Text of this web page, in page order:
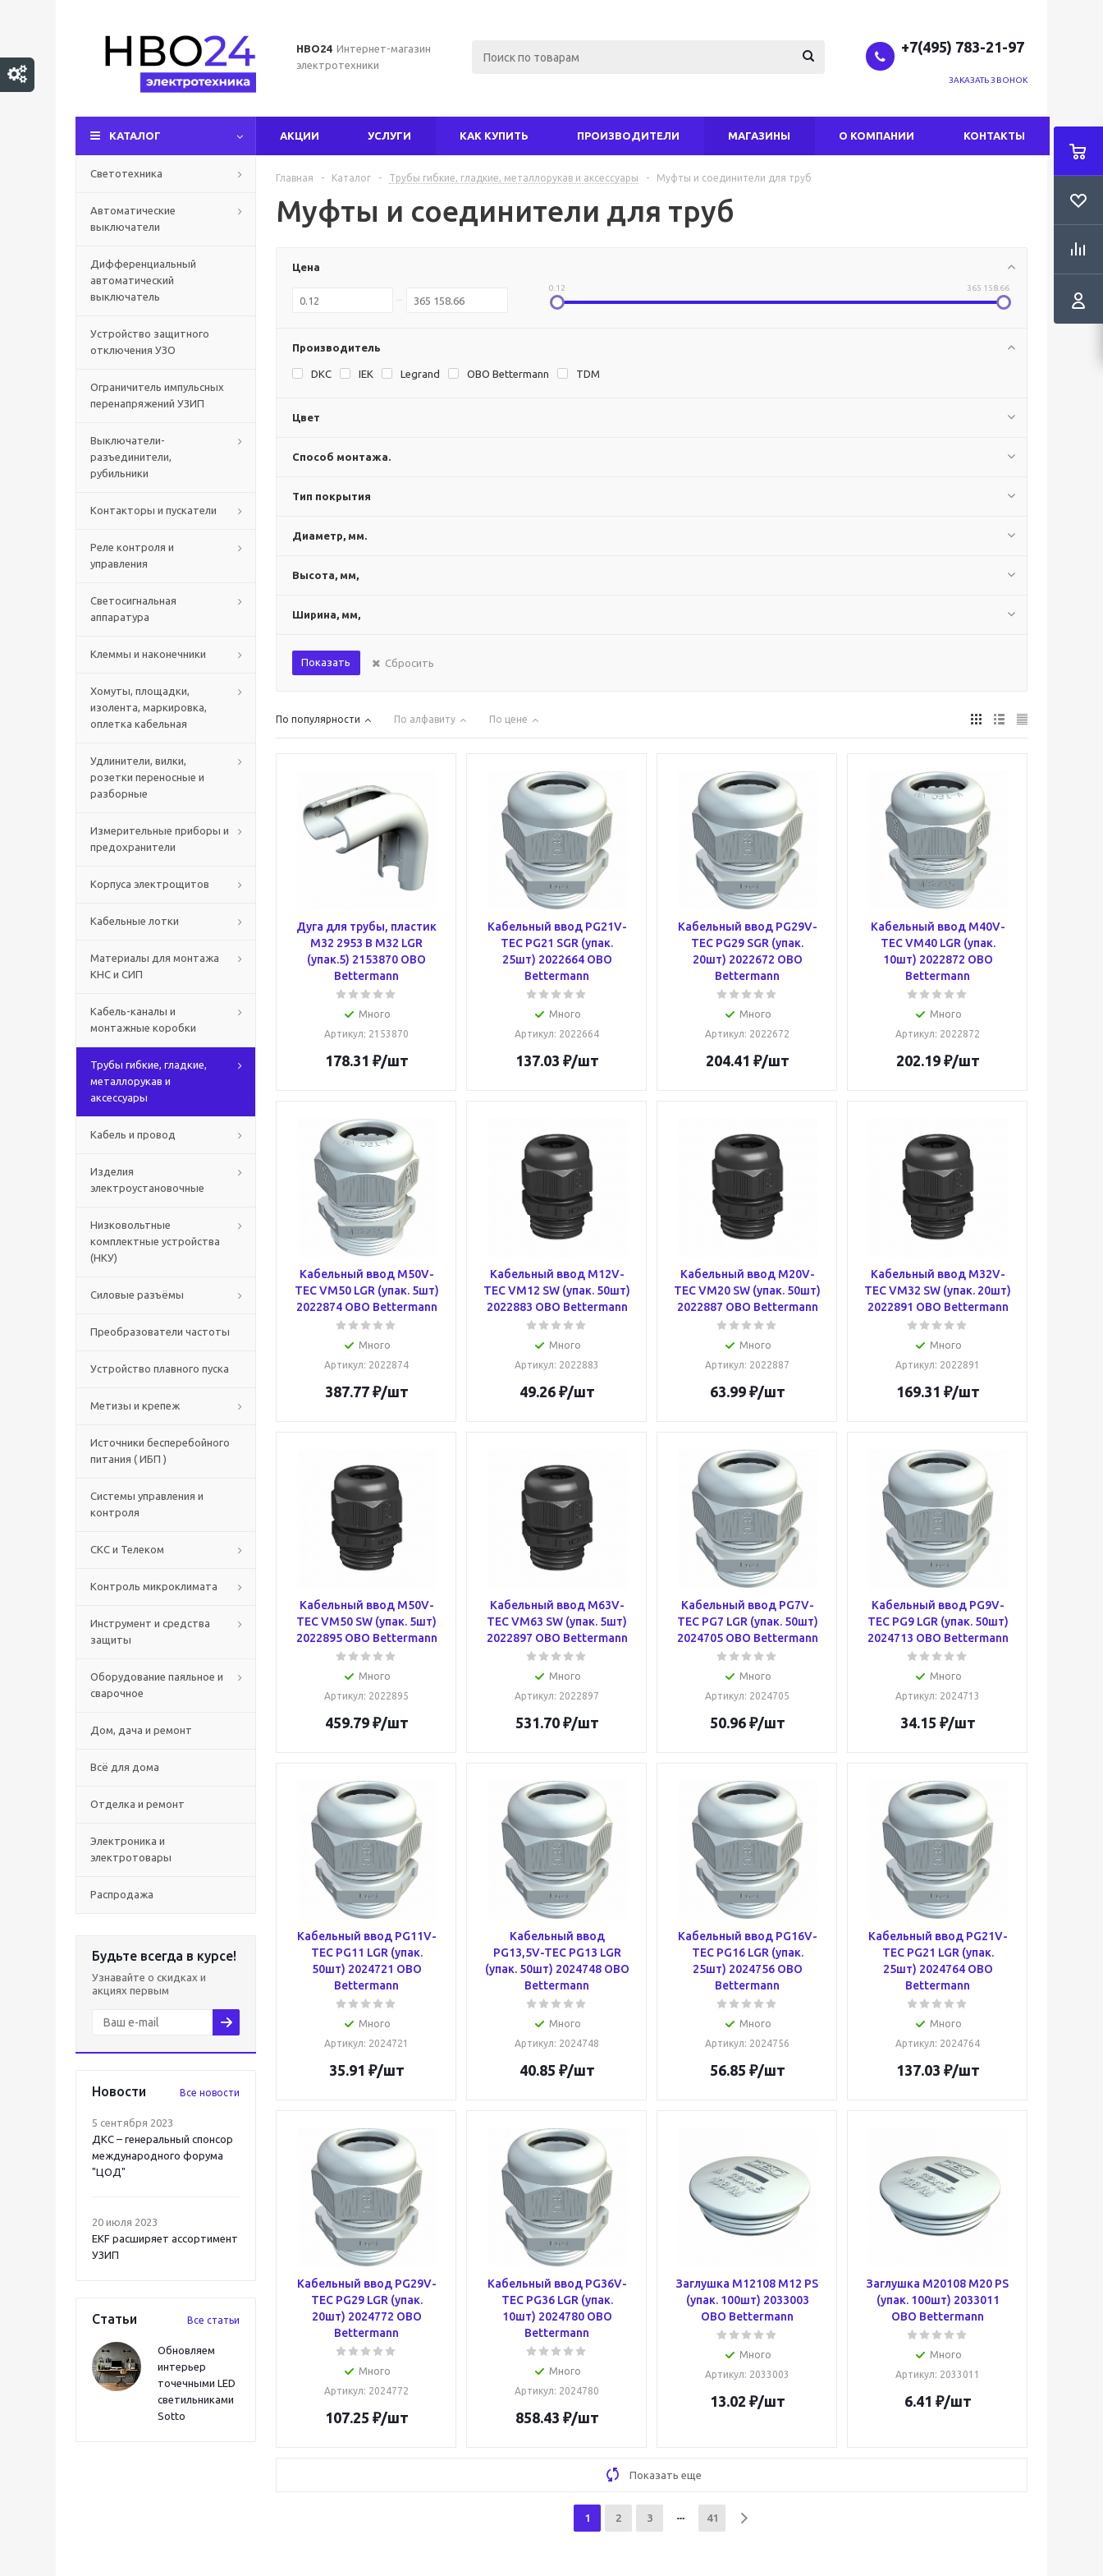
НВО24 Интернет-магазин
электротехники
+7(495) 783-21-97
ЗАКАЗАТЬ ЗВОНОК
КАТАЛОГ АКЦИИ УСЛУГИ КАК КУПИТЬ ПРОИЗВОДИТЕЛИ МАГАЗИНЫ О КОМПАНИИ КОНТАКТЫ
Светотехника
Автоматические
выключатели
Дифференциальный
автоматический
выключатель
Устройство защитного
отключения УЗО
Ограничитель импульсных
перенапряжений УЗИП
Выключатели-
разъединители,
рубильники
Контакторы и пускатели
Реле контроля и
управления
Светосигнальная
аппаратура
Клеммы и наконечники
Хомуты, площадки,
изолента, маркировка,
оплетка кабельная
Удлинители, вилки,
розетки переносные и
разборные
Измерительные приборы и
предохранители
Корпуса электрощитов
Кабельные лотки
Материалы для монтажа
КНС и СИП
Кабель-каналы и
монтажные коробки
Трубы гибкие, гладкие,
металлорукав и
аксессуары
Кабель и провод
Изделия
электроустановочные
Низковольтные
комплектные устройства
(НКУ)
Силовые разъёмы
Преобразователи частоты
Устройство плавного пуска
Метизы и крепеж
Источники бесперебойного
питания ( ИБП )
Системы управления и
контроля
СКС и Телеком
Контроль микроклимата
Инструмент и средства
защиты
Оборудование паяльное и
сварочное
Дом, дача и ремонт
Всё для дома
Отделка и ремонт
Электроника и
электротовары
Распродажа
Будьте всегда в курсе!
Узнавайте о скидках и
акциях первым
Новости Все новости
5 сентября 2023
ДКС – генеральный спонсор
международного форума
"ЦОД"
20 июля 2023
EKF расширяет ассортимент
УЗИП
Статьи Все статьи
Обновляем
интерьер
точечными LED
светильниками
Sotto
Главная - Каталог - Трубы гибкие, гладкие, металлорукав и аксессуары - Муфты и соединители для труб
Муфты и соединители для труб
Цена
0.12 365 158.66
Производитель
DKC IEK Legrand OBO Bettermann TDM
Цвет
Способ монтажа.
Тип покрытия
Диаметр, мм.
Высота, мм,
Ширина, мм,
Показать Сбросить
По популярности По алфавиту По цене
Дуга для трубы, пластик
M32 2953 B M32 LGR
(упак.5) 2153870 OBO
Bettermann
Много
Артикул: 2153870
178.31 ₽/шт
Кабельный ввод PG21V-
TEC PG21 SGR (упак.
25шт) 2022664 OBO
Bettermann
Много
Артикул: 2022664
137.03 ₽/шт
Кабельный ввод PG29V-
TEC PG29 SGR (упак.
20шт) 2022672 OBO
Bettermann
Много
Артикул: 2022672
204.41 ₽/шт
Кабельный ввод M40V-
TEC VM40 LGR (упак.
10шт) 2022872 OBO
Bettermann
Много
Артикул: 2022872
202.19₽/шт
Кабельный ввод M50V-
TEC VM50 LGR (упак. 5шт)
2022874 OBO Bettermann
Много
Артикул: 2022874
387.77₽/шт
Кабельный ввод M12V-
TEC VM12 SW (упак. 50шт)
2022883 OBO Bettermann
Много
Артикул: 2022883
49.26₽/шт
Кабельный ввод M20V-
TEC VM20 SW (упак. 50шт)
2022887 OBO Bettermann
Много
Артикул: 2022887
63.99₽/шт
Кабельный ввод M32V-
TEC VM32 SW (упак. 20шт)
2022891 OBO Bettermann
Много
Артикул: 2022891
169.31 ₽/шт
Кабельный ввод M50V-
TEC VM50 SW (упак. 5шт)
2022895 OBO Bettermann
Много
Артикул: 2022895
459.79₽/шт
Кабельный ввод M63V-
TEC VM63 SW (упак. 5шт)
2022897 OBO Bettermann
Много
Артикул: 2022897
531.70₽/шт
Кабельный ввод PG7V-
TEC PG7 LGR (упак. 50шт)
2024705 OBO Bettermann
Много
Артикул: 2024705
50.96₽/шт
Кабельный ввод PG9V-
TEC PG9 LGR (упак. 50шт)
2024713 OBO Bettermann
Много
Артикул: 2024713
34.15 ₽/шт
Кабельный ввод PG11V-
TEC PG11 LGR (упак.
50шт) 2024721 OBO
Bettermann
Много
Артикул: 2024721
35.91 ₽/шт
Кабельный ввод
PG13,5V-TEC PG13 LGR
(упак. 50шт) 2024748 OBO
Bettermann
Много
Артикул: 2024748
40.85 ₽/шт
Кабельный ввод PG16V-
TEC PG16 LGR (упак.
25шт) 2024756 OBO
Bettermann
Много
Артикул: 2024756
56.85 ₽/шт
Кабельный ввод PG21V-
TEC PG21 LGR (упак.
25шт) 2024764 OBO
Bettermann
Много
Артикул: 2024764
137.03 ₽/шт
Кабельный ввод PG29V-
TEC PG29 LGR (упак.
20шт) 2024772 OBO
Bettermann
Много
Артикул: 2024772
107.25 ₽/шт
Кабельный ввод PG36V-
TEC PG36 LGR (упак.
10шт) 2024780 OBO
Bettermann
Много
Артикул: 2024780
858.43 ₽/шт
Заглушка M12108 M12 PS
(упак. 100шт) 2033003
OBO Bettermann
Много
Артикул: 2033003
13.02 ₽/шт
Заглушка M20108 M20 PS
(упак. 100шт) 2033011
OBO Bettermann
Много
Артикул: 2033011
6.41 ₽/шт
Показать еще
1 2 3 41